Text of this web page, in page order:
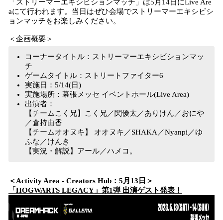
「ストリーマーエキシビションマッチ」は5月14日にLive Are
aにて行われます。当日はぜひ会場でストリーマーエキシビシ
ョンマッチをお楽しみください。
＜企画概要＞
コーナータイトル：ストリーマーエキシビションマッ
チ
ゲームタイトル：ストリートファイター6
実施日：5/14(日)
実施場所：幕張メッセ イベントホール(Live Area)
出演者：
【チームこく兄】こく兄／関優太／ありけん／おにや
／倉持由香
【チームオオヌキ】 オオヌキ／SHAKA／Nyanpi／ゆ
ふな／けんき
【実況・解説】アール／ハメコ。
＜Activity Area - Creators Hub：5月13日＞
「HOGWARTS LEGACY」第1弾 出演ゲスト発表！